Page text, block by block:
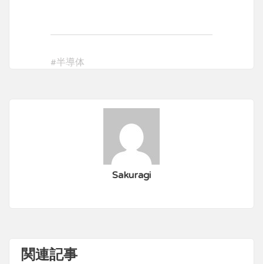
#半導体
Sakuragi
関連記事